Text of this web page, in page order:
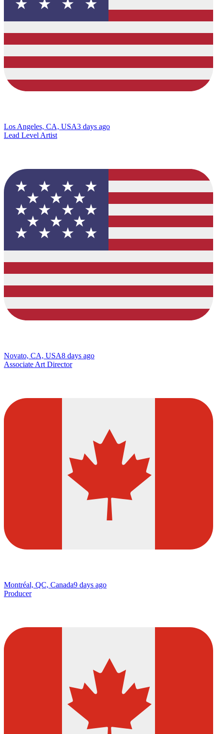
Los Angeles, CA, USA3 days ago
Lead Level Artist
Novato, CA, USA8 days ago
Associate Art Director
Montréal, QC, Canada9 days ago
Producer